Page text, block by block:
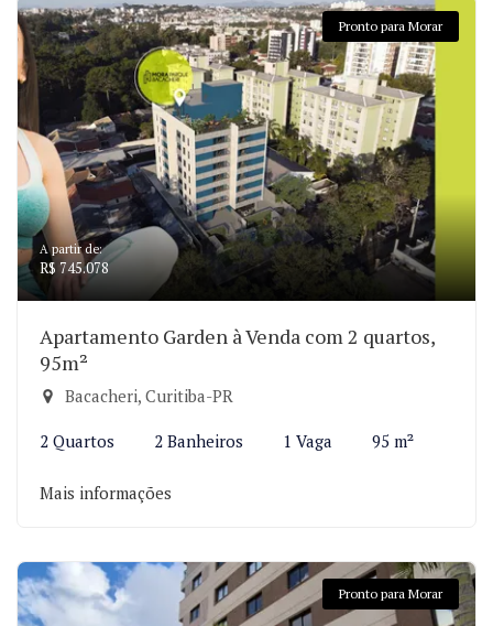
Pronto para Morar
A partir de:
R$ 745.078
Apartamento Garden à Venda com 2 quartos,
95m²
Bacacheri, Curitiba-PR
2 Quartos 2 Banheiros 1 Vaga 95 m²
Mais informações
Pronto para Morar